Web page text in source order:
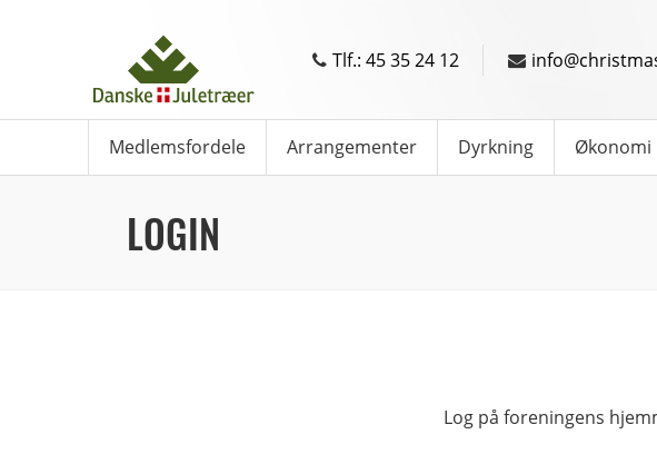
Tlf.: 45 35 24 12
Medlemsfordele Arrangementer Dyrkning Økonomi
LOGIN
Log på foreningens